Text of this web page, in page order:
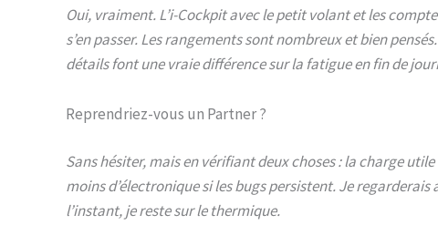
Oui, vraiment. L’i-Cockpit avec le petit volant et les
s’en passer. Les rangements sont nombreux et bien
détails font une vraie différence sur la fatigue en fin de
Reprendriez-vous un Partner ?
Sans hésiter, mais en vérifiant deux choses : la charge
moins d’électronique si les bugs persistent. Je
l’instant, je reste sur le thermique.